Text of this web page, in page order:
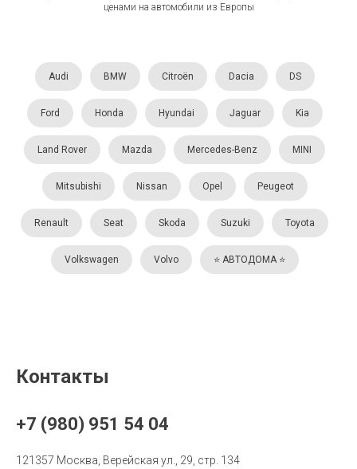
ценами на автомобили из Европы
Audi BMW Citroën Dacia DS
Ford Honda Hyundai Jaguar Kia
Land Rover Mazda Mercedes-Benz MINI
Mitsubishi Nissan Opel Peugeot
Renault Seat Skoda Suzuki Toyota
Volkswagen Volvo ⭐️ АВТОДОМА ⭐️
Контакты
+7 (980) 951 54 04
121357 Москва, Верейская ул., 29, стр. 134